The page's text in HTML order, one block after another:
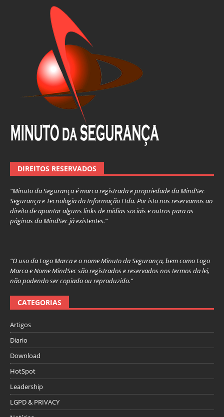
DIREITOS RESERVADOS
“Minuto da Segurança é marca registrada e propriedade da MindSec
Segurança e Tecnologia da Informação Ltda. Por isto nos reservamos ao
direito de apontar alguns links de mídias sociais e outros para as
páginas da MindSec já existentes.”
“O uso da Logo Marca e o nome Minuto da Segurança, bem como Logo
Marca e Nome MindSec são registrados e reservados nos termos da lei,
não podendo ser copiado ou reproduzido.”
CATEGORIAS
Artigos
Diario
Download
HotSpot
Leadership
LGPD & PRIVACY